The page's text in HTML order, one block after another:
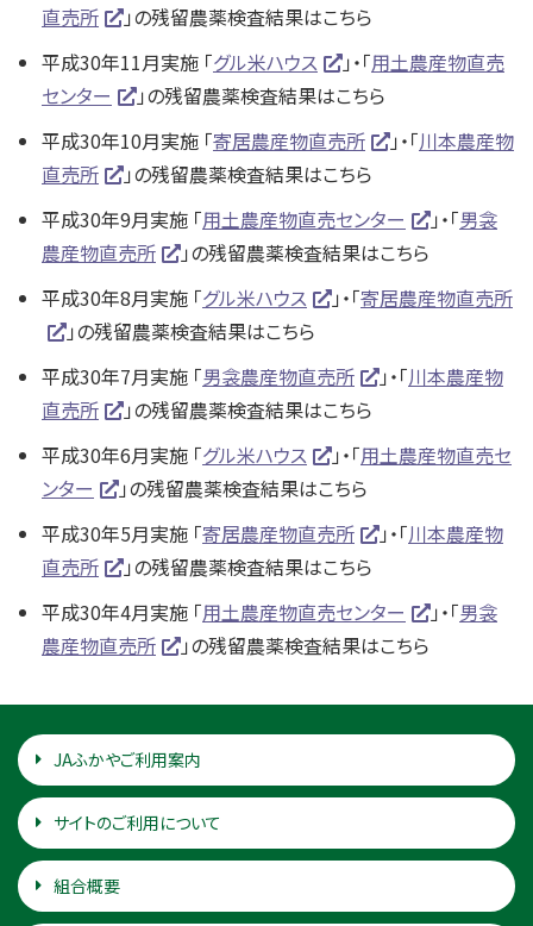
直売所
」の残留農薬検査結果はこちら
平成30年11月実施 「グル米ハウス 」・「用土農産物直売
センター
」の残留農薬検査結果はこちら
平成30年10月実施 「寄居農産物直売所 」・「川本農産物
直売所
」の残留農薬検査結果はこちら
平成30年9月実施 「用土農産物直売センター 」・「男衾
農産物直売所
」の残留農薬検査結果はこちら
平成30年8月実施 「グル米ハウス 」・「寄居農産物直売所
」の残留農薬検査結果はこちら
平成30年7月実施 「男衾農産物直売所 」・「川本農産物
直売所
」の残留農薬検査結果はこちら
平成30年6月実施 「グル米ハウス 」・「用土農産物直売セ
ンター
」の残留農薬検査結果はこちら
平成30年5月実施 「寄居農産物直売所 」・「川本農産物
直売所
」の残留農薬検査結果はこちら
平成30年4月実施 「用土農産物直売センター 」・「男衾
農産物直売所
」の残留農薬検査結果はこちら
JAふかやご利用案内
サイトのご利用について
組合概要